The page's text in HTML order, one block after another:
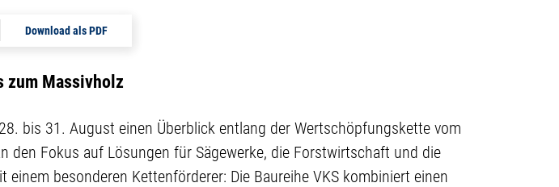
Download als PDF
zum Massivholz
bis 31. August einen Überblick entlang der Wertschöpfungskette vom
den Fokus auf Lösungen für Sägewerke, die Forstwirtschaft und die
besonderen Kettenförderer: Die Baureihe VKS kombiniert einen